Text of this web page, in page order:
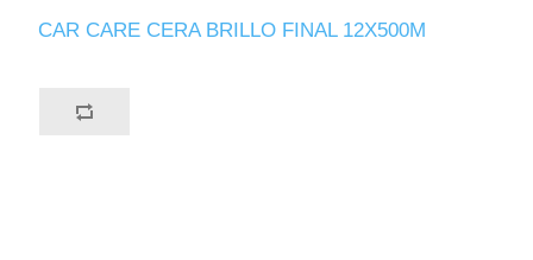
CAR CARE CERA BRILLO FINAL 12X500M